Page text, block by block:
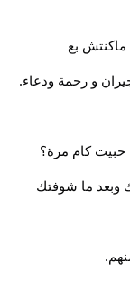
بع
و رحمة ودعاء.
حبيت كام مرة؟
قبل ما أشوفك وبعد ما شوفتك